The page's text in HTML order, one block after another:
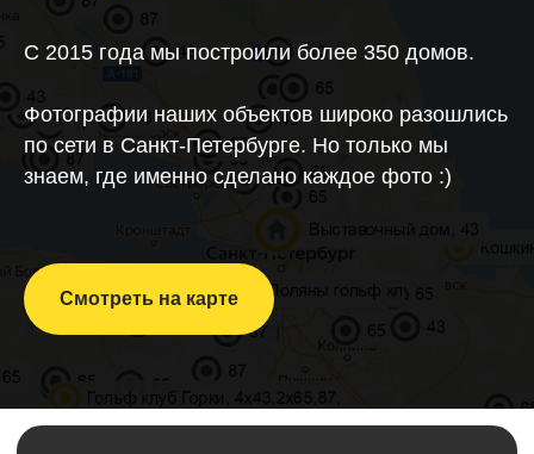
C 2015 года мы построили более 350 домов.
Фотографии наших объектов широко разошлись
по сети в Санкт-Петербурге. Но только мы
знаем, где именно сделано каждое фото :)
Смотреть на карте